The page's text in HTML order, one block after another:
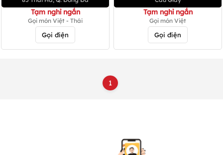
Tạm nghỉ ngắn
Gọi món Việt - Thái
Gọi điện
Tạm nghỉ ngắn
Gọi món Việt
Gọi điện
1